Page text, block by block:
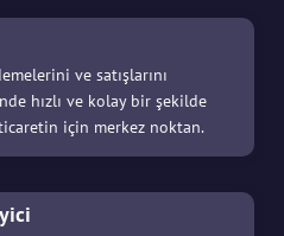
ve satışlarını
hızlı ve kolay bir şekilde
için merkez noktan.